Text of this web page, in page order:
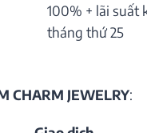
100% + lãi suất
tháng thứ 25
CHARM JEWELRY: